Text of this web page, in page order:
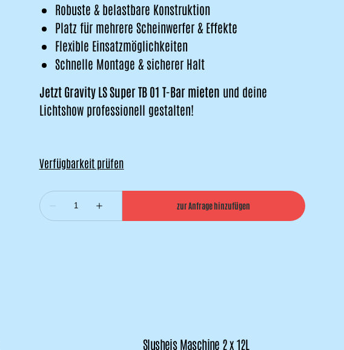
Robuste & belastbare Konstruktion
Platz für mehrere Scheinwerfer & Effekte
Flexible Einsatzmöglichkeiten
Schnelle Montage & sicherer Halt
Jetzt Gravity LS Super TB 01 T-Bar mieten und deine
Lichtshow professionell gestalten!
Slusheis Maschine 2 x 12L